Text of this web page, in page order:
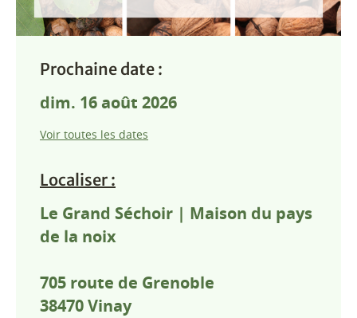
Prochaine date :
dim. 16 août 2026
Voir toutes les dates
Localiser :
Le Grand Séchoir | Maison du pays
de la noix
705 route de Grenoble
38470Vinay